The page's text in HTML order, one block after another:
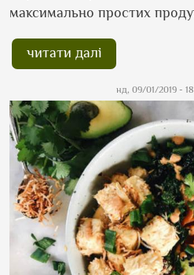
максимально простих
читати далі
нд, 09/01/2019 -